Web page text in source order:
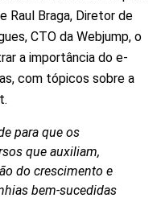
Raul Braga, Diretor de
CTO da Webjump, o
a importância do e-
com tópicos sobre a
para que os
que auxiliam,
do crescimento e
bem-sucedidas